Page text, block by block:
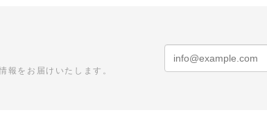
報をお届けいたします。